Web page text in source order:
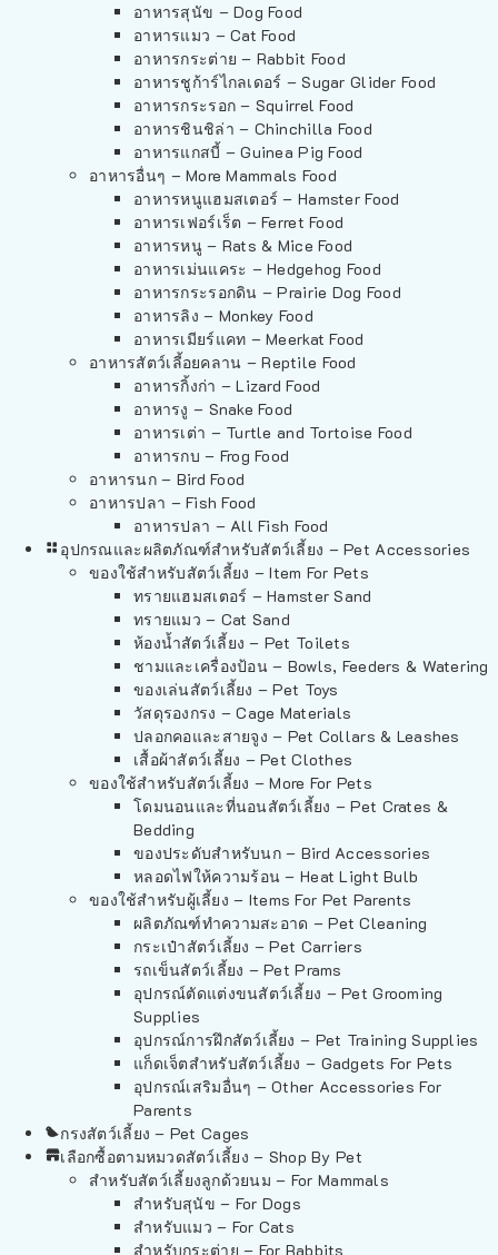
อาหารสุนัข – Dog Food
อาหารแมว – Cat Food
อาหารกระต่าย – Rabbit Food
อาหารชูก้าร์ไกลเดอร์ – Sugar Glider Food
อาหารกระรอก – Squirrel Food
อาหารชินชิล่า – Chinchilla Food
อาหารแกสบี้ – Guinea Pig Food
อาหารอื่นๆ – More Mammals Food
อาหารหนูแฮมสเตอร์ – Hamster Food
อาหารเฟอร์เร็ต – Ferret Food
อาหารหนู – Rats & Mice Food
อาหารเม่นแคระ – Hedgehog Food
อาหารกระรอกดิน – Prairie Dog Food
อาหารลิง – Monkey Food
อาหารเมียร์แคท – Meerkat Food
อาหารสัตว์เลี้อยคลาน – Reptile Food
อาหารกิ้งก่า – Lizard Food
อาหารงู – Snake Food
อาหารเต่า – Turtle and Tortoise Food
อาหารกบ – Frog Food
อาหารนก – Bird Food
อาหารปลา – Fish Food
อาหารปลา – All Fish Food
อุปกรณและผลิตภัณฑ์สำหรับสัตว์เลี้ยง – Pet Accessories
ของใช้สำหรับสัตว์เลี้ยง – Item For Pets
ทรายแฮมสเตอร์ – Hamster Sand
ทรายแมว – Cat Sand
ห้องน้ำสัตว์เลี้ยง – Pet Toilets
ชามและเครื่องป้อน – Bowls, Feeders & Watering
ของเล่นสัตว์เลี้ยง – Pet Toys
วัสดุรองกรง – Cage Materials
ปลอกคอและสายจูง – Pet Collars & Leashes
เสื้อผ้าสัตว์เลี้ยง – Pet Clothes
ของใช้สำหรับสัตว์เลี้ยง – More For Pets
โดมนอนและที่นอนสัตว์เลี้ยง – Pet Crates &
Bedding
ของประดับสำหรับนก – Bird Accessories
หลอดไฟให้ความร้อน – Heat Light Bulb
ของใช้สำหรับผู้เลี้ยง – Items For Pet Parents
ผลิตภัณฑ์ทำความสะอาด – Pet Cleaning
กระเป๋าสัตว์เลี้ยง – Pet Carriers
รถเข็นสัตว์เลี้ยง – Pet Prams
อุปกรณ์ตัดแต่งขนสัตว์เลี้ยง – Pet Grooming
Supplies
อุปกรณ์การฝึกสัตว์เลี้ยง – Pet Training Supplies
แก็ดเจ็ตสำหรับสัตว์เลี้ยง – Gadgets For Pets
อุปกรณ์เสริมอื่นๆ – Other Accessories For
Parents
กรงสัตว์เลี้ยง – Pet Cages
เลือกซื้อตามหมวดสัตว์เลี้ยง – Shop By Pet
สำหรับสัตว์เลี้ยงลูกด้วยนม – For Mammals
สำหรับสุนัข – For Dogs
สำหรับแมว – For Cats
สำหรับกระต่าย – For Rabbits